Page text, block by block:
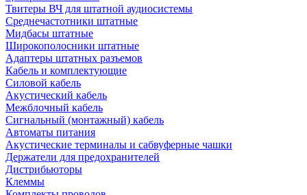
Твитеры ВЧ для штатной аудиосистемы
Среднечастотники штатные
Мидбасы штатные
Широкополосники штатные
Адаптеры штатных разъемов
Кабель и комплектующие
Силовой кабель
Акустический кабель
Межблочный кабель
Сигнальный (монтажный) кабель
Автоматы питания
Акустические терминалы и сабвуферные чашки
Держатели для предохранителей
Дистрибьюторы
Клеммы